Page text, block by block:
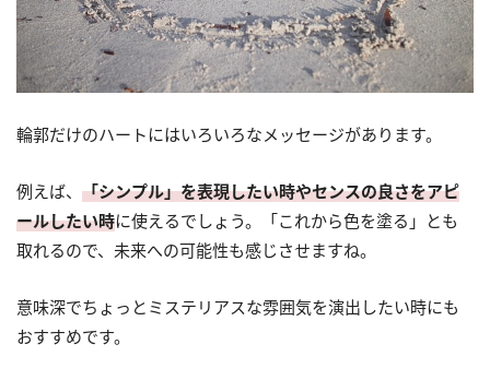
輪郭だけのハートにはいろいろなメッセージがあります。
例えば、 「シンプル」を表現したい時やセンスの良さをアピ
ールしたい時に使えるでしょう。「これから色を塗る」とも
取れるので、未来への可能性も感じさせますね。
意味深でちょっとミステリアスな雰囲気を演出したい時にも
おすすめです。